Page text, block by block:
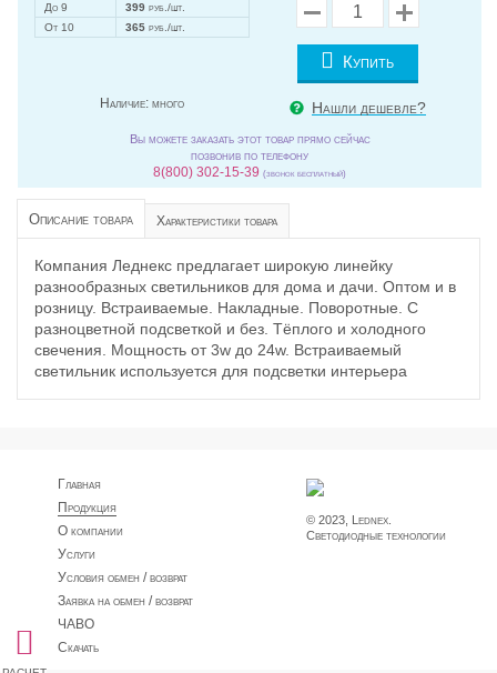
До 9 399 руб./шт.
От 10
365 руб./шт.
Купить
Наличие: много Нашли дешевле?
Вы можете заказать этот товар прямо сейчас
позвонив по телефону
8(800) 302-15-39 (звонок бесплатный)
Описание товара Характеристики товара
Компания Леднекс предлагает широкую линейку
разнообразных светильников для дома и дачи. Оптом и в
розницу. Встраиваемые. Накладные. Поворотные. С
разноцветной подсветкой и без. Тёплого и холодного
свечения. Мощность от 3w до 24w. Встраиваемый
светильник используется для подсветки интерьера
© 2023, Lednex.
Светодиодные технологии
Главная
Продукция
О компании
Услуги
Условия обмен / возврат
Заявка на обмен / возврат
ЧАВО
Скачать